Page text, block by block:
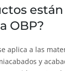
OBP?
aplica a las
y